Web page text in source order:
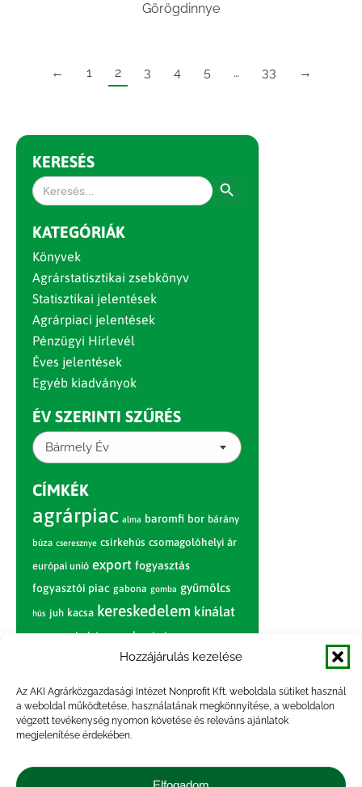
Hozzájárulás kezelése
Az AKI Agrárközgazdasági Intézet Nonprofit Kft. weboldala sütiket használ
a weboldal működtetése, használatának megkönnyítése, a weboldalon
végzett tevékenység nyomon követése és releváns ajánlatok
megjelenítése érdekében.
Görögdinnye
← 1 2 3 4 5 … 33 →
KERESÉS
Search
for:
KATEGÓRIÁK
Könyvek
Agrárstatisztikai zsebkönyv
Statisztikai jelentések
Agrárpiaci jelentések
Pénzügyi Hírlevél
Éves jelentések
Egyéb kiadványok
ÉV SZERINTI SZŰRÉS
Bármely Év
CÍMKÉK
agrárpiac alma baromfi bor bárány
búza cseresznye csirkehús csomagolóhelyi ár
európai unió export fogyasztás
fogyasztói piac gabona gomba gyümölcs
hús juh kacsa kereskedelem kínálat
körte marhahús nagybani piac narancs
nemzetközi árinformációk
paradicsom piac piaci jelentés
pulyka pulykahús sertés sertéshús
szarvasmarha termelés
termelői
zöldség